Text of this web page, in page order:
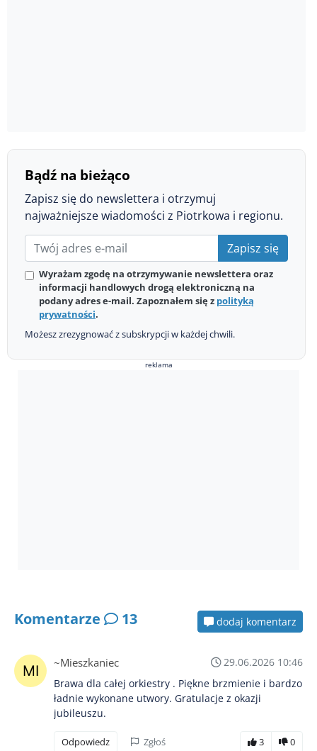
Bądź na bieżąco
Zapisz się do newslettera i otrzymuj
najważniejsze wiadomości z Piotrkowa i regionu.
Zapisz się
Wyrażam zgodę na otrzymywanie newslettera oraz
informacji handlowych drogą elektroniczną na
podany adres e-mail. Zapoznałem się z polityką
prywatności.
Możesz zrezygnować z subskrypcji w każdej chwili.
reklama
Komentarze 13 dodaj komentarz
~Mieszkaniec
29.06.2026 10:46
Brawa dla całej orkiestry . Piękne brzmienie i bardzo
ładnie wykonane utwory. Gratulacje z okazji
jubileuszu.
Odpowiedz Zgłoś 3 0